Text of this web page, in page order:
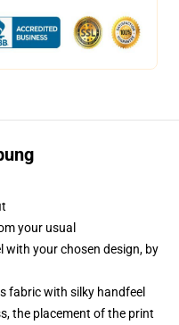
your usual
with your chosen design, by
fabric with silky handfeel
the placement of the print